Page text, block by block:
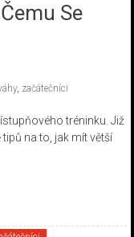
Se
, začátečníci
tréninku. Již
na to, jak mít větší